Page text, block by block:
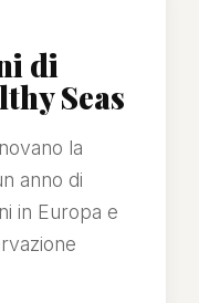
di
Seas
la
anno di
in Europa e